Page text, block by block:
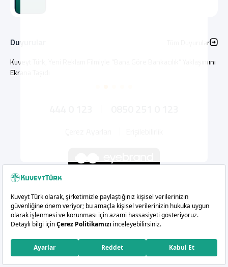
Duyurular
Tüm Duyurular
Kuveyt Türk, Yeni Reklam Filmiyle “Bana Göre Bankacılık” Yaklaşımını
Ekrana Taşıdı
WhatsappInstagramFacebook
X Linkedin
Copyright 2026 Kuveyt Türk Katılım Bankası A.Ş.